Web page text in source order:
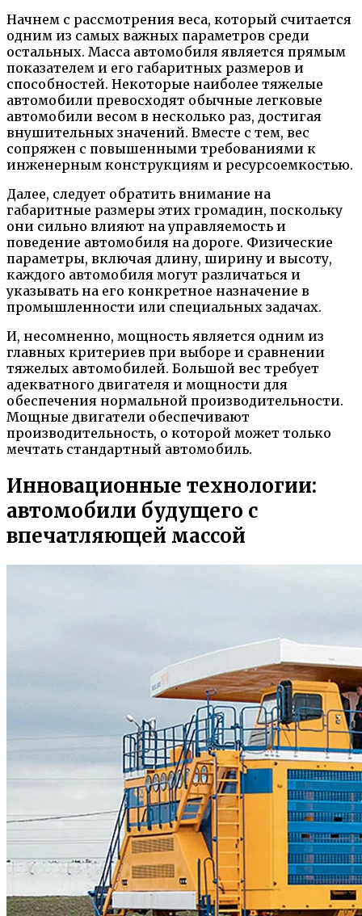
Начнем с рассмотрения веса, который считается
одним из самых важных параметров среди
остальных. Масса автомобиля является прямым
показателем и его габаритных размеров и
способностей. Некоторые наиболее тяжелые
автомобили превосходят обычные легковые
автомобили весом в несколько раз, достигая
внушительных значений. Вместе с тем, вес
сопряжен с повышенными требованиями к
инженерным конструкциям и ресурсоемкостью.
Далее, следует обратить внимание на
габаритные размеры этих громадин, поскольку
они сильно влияют на управляемость и
поведение автомобиля на дороге. Физические
параметры, включая длину, ширину и высоту,
каждого автомобиля могут различаться и
указывать на его конкретное назначение в
промышленности или специальных задачах.
И, несомненно, мощность является одним из
главных критериев при выборе и сравнении
тяжелых автомобилей. Большой вес требует
адекватного двигателя и мощности для
обеспечения нормальной производительности.
Мощные двигатели обеспечивают
производительность, о которой может только
мечтать стандартный автомобиль.
Инновационные технологии:
автомобили будущего с
впечатляющей массой